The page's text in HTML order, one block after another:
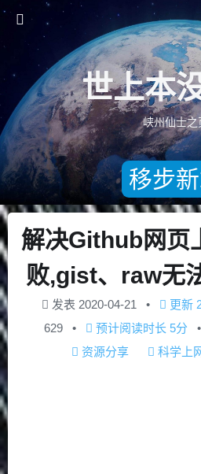
世上本
峡州仙士之
移步
解决Github网页
败,gist、raw无
发表 2020-04-21 更新
629
预计阅读时长 5分
资源分享
科学上